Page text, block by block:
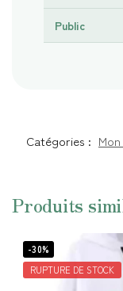
Public
Catégories :
Produits
-30%
RUPTURE DE STOCK